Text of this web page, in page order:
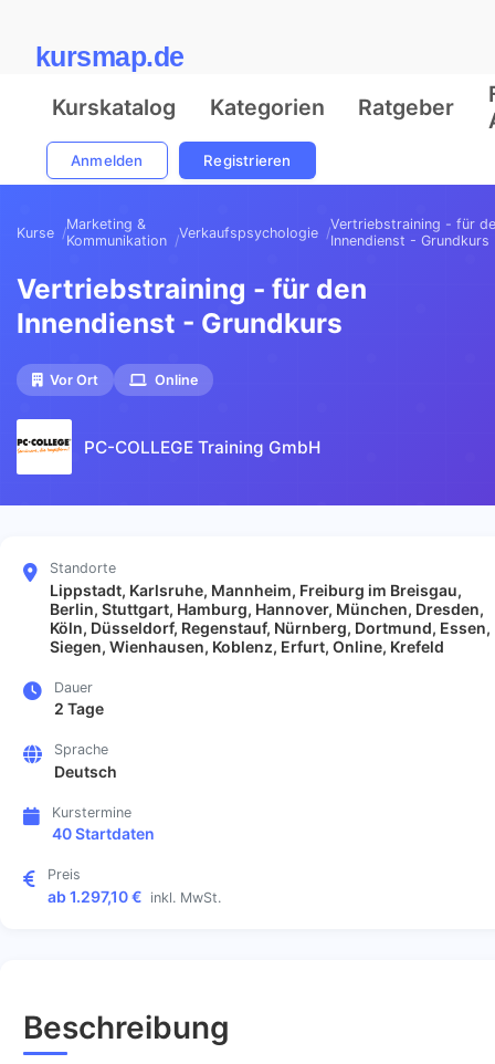
kursmap.de
Kurskatalog Kategorien Ratgeber
Anmelden Registrieren
Kurse
Marketing &
Kommunikation
Verkaufspsychologie
Vertriebstraining - für
Innendienst - Grundkurs
Vertriebstraining - für den
Innendienst - Grundkurs
Vor Ort Online
PC-COLLEGE Training GmbH
Standorte
Lippstadt, Karlsruhe, Mannheim, Freiburg im Breisgau,
Berlin, Stuttgart, Hamburg, Hannover, München, Dresden,
Köln, Düsseldorf, Regenstauf, Nürnberg, Dortmund, Essen,
Siegen, Wienhausen, Koblenz, Erfurt, Online, Krefeld
Dauer
2 Tage
Sprache
Deutsch
Kurstermine
40 Startdaten
Preis
ab 1.297,10 € inkl. MwSt.
Beschreibung